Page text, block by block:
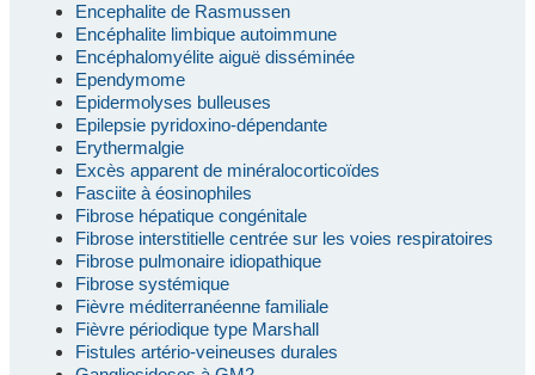
Encephalite de Rasmussen
Encéphalite limbique autoimmune
Encéphalomyélite aiguë disséminée
Ependymome
Epidermolyses bulleuses
Epilepsie pyridoxino-dépendante
Erythermalgie
Excès apparent de minéralocorticoïdes
Fasciite à éosinophiles
Fibrose hépatique congénitale
Fibrose interstitielle centrée sur les voies respiratoires
Fibrose pulmonaire idiopathique
Fibrose systémique
Fièvre méditerranéenne familiale
Fièvre périodique type Marshall
Fistules artério-veineuses durales